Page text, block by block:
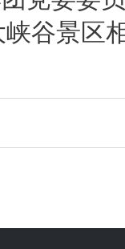
谷景区